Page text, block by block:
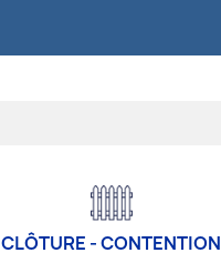
CLÔTURE - CONTENTION